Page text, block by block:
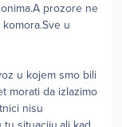
prozore ne
u
u kojem smo bili
morati da izlazimo
nisu